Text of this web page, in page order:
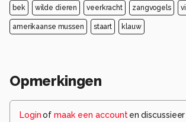
bek wilde dieren veerkracht zangvogels
amerikaanse mussen staart klauw
Opmerkingen
Loginof maak een account en